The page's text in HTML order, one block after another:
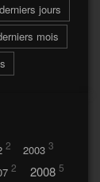
jours
mois
2 2003 3
2 2008 5